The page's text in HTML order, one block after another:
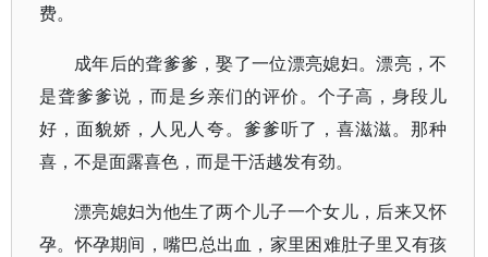
费。
成年后的聋爹爹，娶了一位漂亮媳妇。漂亮，不
是聋爹爹说，而是乡亲们的评价。个子高，身段儿
好，面貌娇，人见人夸。爹爹听了，喜滋滋。那种
喜，不是面露喜色，而是干活越发有劲。
漂亮媳妇为他生了两个儿子一个女儿，后来又怀
孕。怀孕期间，嘴巴总出血，家里困难肚子里又有孩